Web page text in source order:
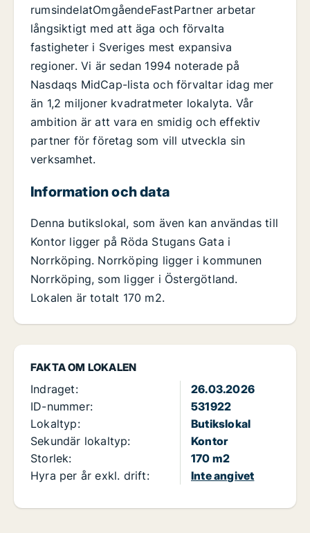
FAKTA OM LOKALEN
Indraget:
26.03.2026
ID-nummer:
531922
Lokaltyp:
Butikslokal
Sekundär lokaltyp:
Kontor
Storlek:
170 m2
Hyra per år exkl. drift:
Inte angivet
rumsindelatOmgåendeFastPartner arbetar
långsiktigt med att äga och förvalta
fastigheter i Sveriges mest expansiva
regioner. Vi är sedan 1994 noterade på
Nasdaqs MidCap-lista och förvaltar idag mer
än 1,2 miljoner kvadratmeter lokalyta. Vår
ambition är att vara en smidig och effektiv
partner för företag som vill utveckla sin
verksamhet.
Information och data
Denna butikslokal, som även kan användas till
Kontor ligger på Röda Stugans Gata i
Norrköping. Norrköping ligger i kommunen
Norrköping, som ligger i Östergötland.
Lokalen är totalt 170 m2.